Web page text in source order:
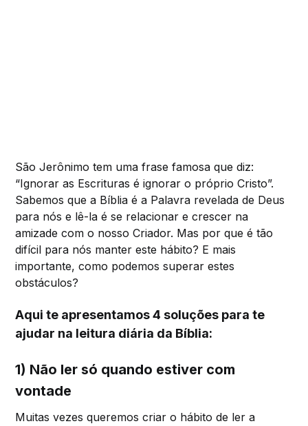
São Jerônimo tem uma frase famosa que diz:
“Ignorar as Escrituras é ignorar o próprio Cristo”.
Sabemos que a Bíblia é a Palavra revelada de Deus
para nós e lê-la é se relacionar e crescer na
amizade com o nosso Criador. Mas por que é tão
difícil para nós manter este hábito? E mais
importante, como podemos superar estes
obstáculos?
Aqui te apresentamos 4 soluções para te
ajudar na leitura diária da Bíblia:
1) Não ler só quando estiver com
vontade
Muitas vezes queremos criar o hábito de ler a